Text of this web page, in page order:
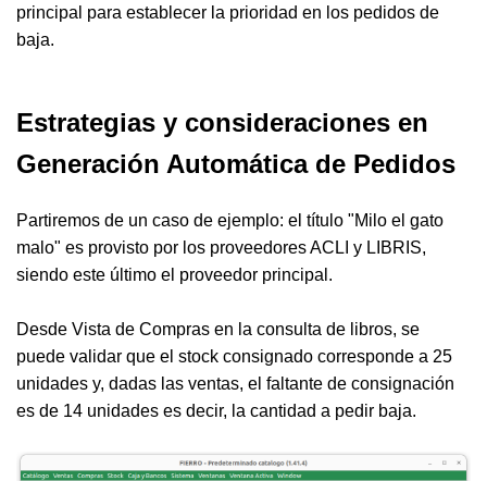
principal para establecer la prioridad en los pedidos de
baja.
Estrategias y consideraciones en
Generación Automática de Pedidos
Partiremos de un caso de ejemplo: el título "Milo el gato
malo" es provisto por los proveedores ACLI y LIBRIS,
siendo este último el proveedor principal.
Desde Vista de Compras en la consulta de libros, se
puede validar que el stock consignado corresponde a 25
unidades y, dadas las ventas, el faltante de consignación
es de 14 unidades es decir, la cantidad a pedir baja.